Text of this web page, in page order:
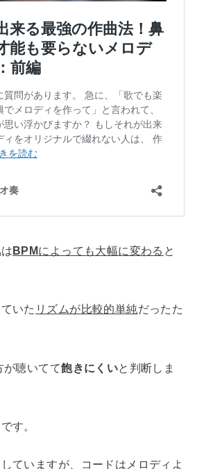
はBPMによっても大幅に変わる と
いた リズムが比較的単純だったた
が聴いてて飽きにくいと判断しま
す。
ていますが、コードはメロディよ